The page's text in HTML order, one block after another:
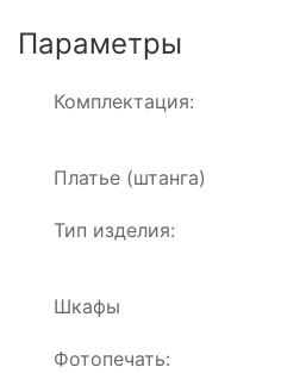
Параметры
Комплектация:
Платье (штанга)
Тип изделия:
Шкафы
Фотопечать: